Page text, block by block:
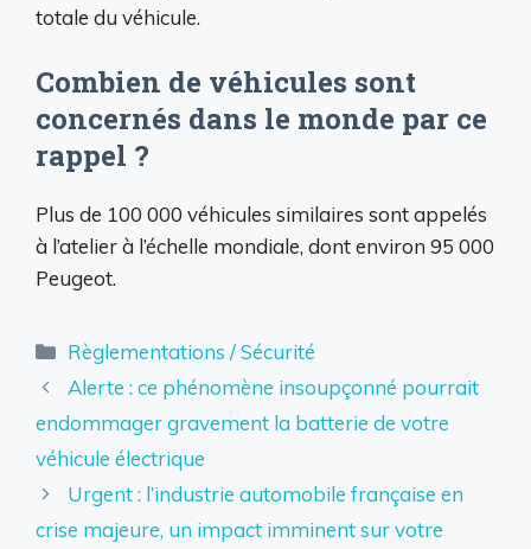
totale du véhicule.
Combien de véhicules sont
concernés dans le monde par ce
rappel ?
Plus de 100 000 véhicules similaires sont appelés
à l’atelier à l’échelle mondiale, dont environ 95 000
Peugeot.
Catégories
Règlementations / Sécurité
Alerte : ce phénomène insoupçonné pourrait
endommager gravement la batterie de votre
véhicule électrique
Urgent : l’industrie automobile française en
crise majeure, un impact imminent sur votre